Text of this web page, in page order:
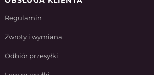
Regulamin
Zwroty i wymiana
Odbiór przesyłki